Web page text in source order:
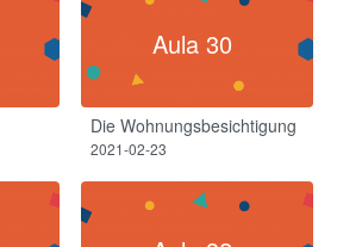
Aula 30
Die Wohnungsbesichtigung
2021-02-23